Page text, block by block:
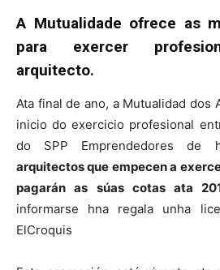
A Mutualidade ofrece as
para exercer
arquitecto.
Ata final de ano, a Mutualidad dos
inicio do exercicio profesional
do SPP Emprendedores de
arquitectos que empecen a
pagarán as súas cotas ata
informarse hna regala unha
ElCroquis